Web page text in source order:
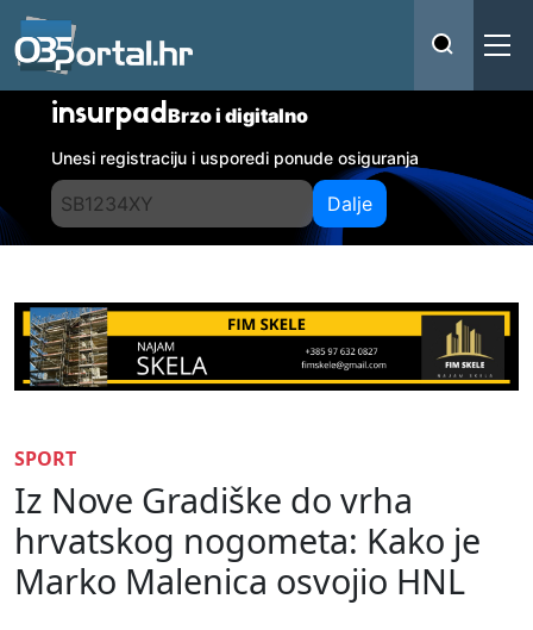
insurpadBrzo i digitalno
Unesi registraciju i usporedi ponude osiguranja
Dalje
SPORT
Iz Nove Gradiške do vrha
hrvatskog nogometa: Kako je
Marko Malenica osvojio HNL